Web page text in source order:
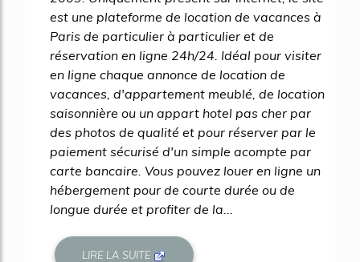
est une plateforme de location de vacances à
Paris de particulier à particulier et de
réservation en ligne 24h/24. Idéal pour visiter
en ligne chaque annonce de location de
vacances, d'appartement meublé, de location
saisonnière ou un appart hotel pas cher par
des photos de qualité et pour réserver par le
paiement sécurisé d'un simple acompte par
carte bancaire. Vous pouvez louer en ligne un
hébergement pour de courte durée ou de
longue durée et profiter de la...
LIRE LA SUITE